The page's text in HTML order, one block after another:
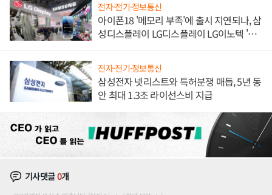
전자·전기·정보통신
아이폰18 '메모리 부족'에 출시 지연되나, 삼
성디스플레이 LG디스플레이 LG이노텍 '탈
전자·전기·정보통신
삼성전자 넷리스트와 특허분쟁 매듭, 5년 동
안 최대 1.3조 라이선스비 지급
기사댓글0개